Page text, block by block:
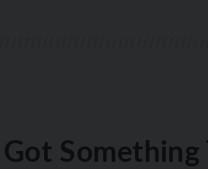
Got Something